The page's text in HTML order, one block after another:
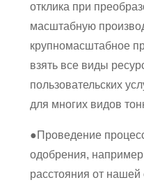
отклика при
масштабную
крупномасштабное
взять все виды
пользовательских
для многих видов
●Проведение
одобрения,
расстояния от нашей